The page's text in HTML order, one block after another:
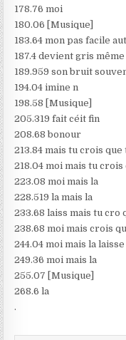
178.76 moi
180.06 [Musique]
183.64 mon pas facile
187.4 devient gris
189.959 son bruit
194.04 imine n
198.58 [Musique]
205.319 fait céit fin
208.68 bonour
213.84 mais tu crois
218.04 moi mais tu
223.08 moi mais la
228.519 la mais la
233.68 laiss mais tu cro
238.68 moi mais crois
244.04 moi mais la laisse
249.36 moi mais la
255.07 [Musique]
268.6 la
.